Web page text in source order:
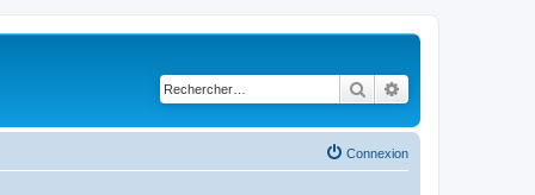
Rechercher
Connexion